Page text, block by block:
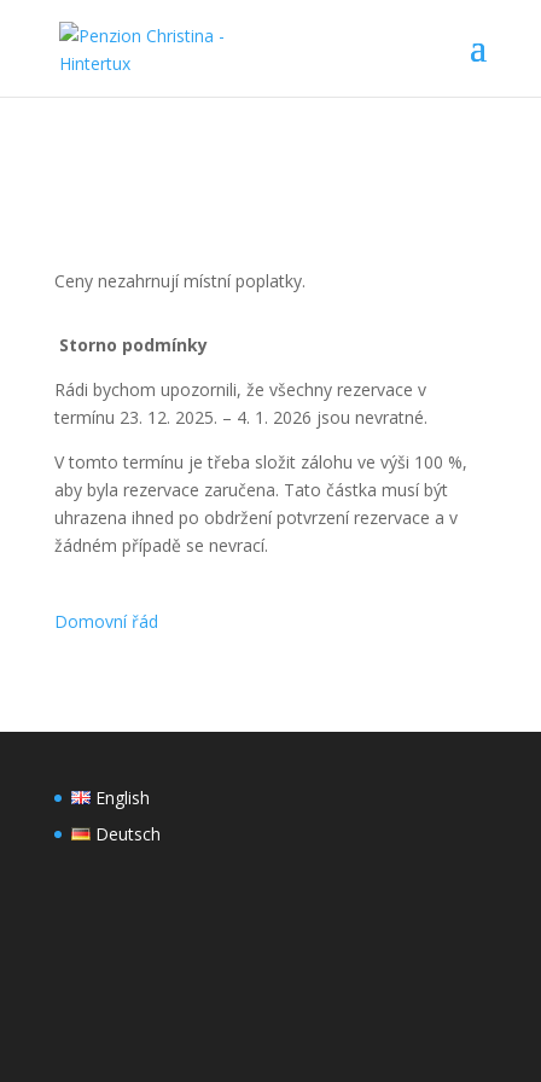
Ceny nezahrnují místní poplatky.
Storno podmínky
Rádi bychom upozornili, že všechny rezervace v
termínu 23. 12. 2025. – 4. 1. 2026 jsou nevratné.
V tomto termínu je třeba složit zálohu ve výši 100 %,
aby byla rezervace zaručena. Tato částka musí být
uhrazena ihned po obdržení potvrzení rezervace a v
žádném případě se nevrací.
Domovní řád
English
Deutsch